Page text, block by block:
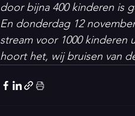
door bijna 400 kinderen is
En donderdag 12
stream voor 1000 kinderen
hoort het, wij bruisen van